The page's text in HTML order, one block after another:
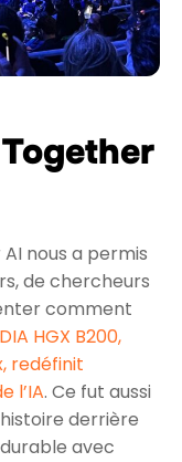
nous a permis
de chercheurs
comment
HGX B200,
redéfinit
l’IA. Ce fut aussi
derrière
avec